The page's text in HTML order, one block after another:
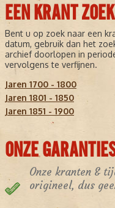
EEN KRANT
Bent u op zoek naar een
datum, gebruik dan het
archief doorlopen in
vervolgens te verfijnen.
Jaren 1700 - 1800
Jaren 1801 - 1850
Jaren 1851 - 1900
ONZE
Onze kranten &
origineel, dus